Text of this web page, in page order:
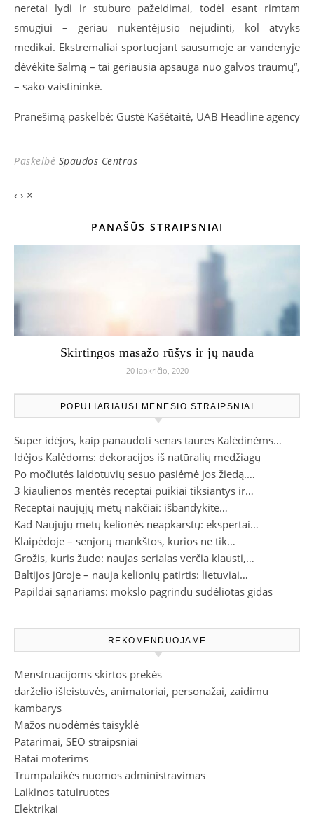
neretai lydi ir stuburo pažeidimai, todėl esant rimtam
smūgiui – geriau nukentėjusio nejudinti, kol atvyks
medikai. Ekstremaliai sportuojant sausumoje ar vandenyje
dėvėkite šalmą – tai geriausia apsauga nuo galvos traumų“,
– sako vaistininkė.
Pranešimą paskelbė: Gustė Kašėtaitė, UAB Headline agency
Paskelbė Spaudos Centras
‹ › ×
PANAŠŪS STRAIPSNIAI
Skirtingos masažo rūšys ir jų nauda
20 lapkričio, 2020
POPULIARIAUSI MĖNESIO STRAIPSNIAI
Super idėjos, kaip panaudoti senas taures Kalėdinėms…
Idėjos Kalėdoms: dekoracijos iš natūralių medžiagų
Po močiutės laidotuvių sesuo pasiėmė jos žiedą.…
3 kiaulienos mentės receptai puikiai tiksiantys ir…
Receptai naujųjų metų nakčiai: išbandykite…
Kad Naujųjų metų kelionės neapkarstų: ekspertai…
Klaipėdoje – senjorų mankštos, kurios ne tik…
Grožis, kuris žudo: naujas serialas verčia klausti,…
Baltijos jūroje – nauja kelionių patirtis: lietuviai…
Papildai sąnariams: mokslo pagrindu sudėliotas gidas
REKOMENDUOJAME
Menstruacijoms skirtos prekės
darželio išleistuvės, animatoriai, personažai, zaidimu
kambarys
Mažos nuodėmės taisyklė
Patarimai, SEO straipsniai
Batai moterims
Trumpalaikės nuomos administravimas
Laikinos tatuiruotes
Elektrikai